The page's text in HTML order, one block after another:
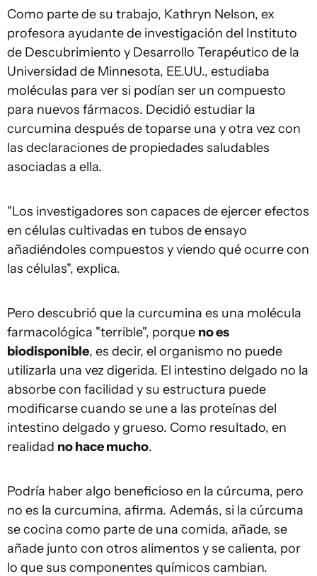
Como parte de su trabajo, Kathryn Nelson, ex
profesora ayudante de investigación del Instituto
de Descubrimiento y Desarrollo Terapéutico de la
Universidad de Minnesota, EE.UU., estudiaba
moléculas para ver si podían ser un compuesto
para nuevos fármacos. Decidió estudiar la
curcumina después de toparse una y otra vez con
las declaraciones de propiedades saludables
asociadas a ella.
"Los investigadores son capaces de ejercer efectos
en células cultivadas en tubos de ensayo
añadiéndoles compuestos y viendo qué ocurre con
las células", explica.
Pero descubrió que la curcumina es una molécula
farmacológica "terrible", porque no es
biodisponible, es decir, el organismo no puede
utilizarla una vez digerida. El intestino delgado no la
absorbe con facilidad y su estructura puede
modificarse cuando se une a las proteínas del
intestino delgado y grueso. Como resultado, en
realidad no hace mucho.
Podría haber algo beneficioso en la cúrcuma, pero
no es la curcumina, afirma. Además, si la cúrcuma
se cocina como parte de una comida, añade, se
añade junto con otros alimentos y se calienta, por
lo que sus componentes químicos cambian.